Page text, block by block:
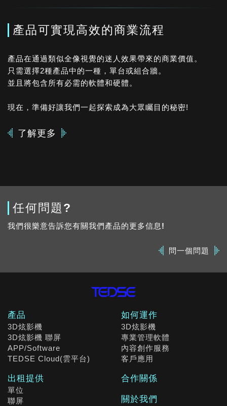
產品可實現高效的商業流程
產品在通過類似全像視覺的迷人效果帶來的商業價值。
只需選擇2種產品中的一種，單台或組合牆。
並且將包含所有必需的軟體和硬體。
現在，準備好讓我們一起探索成為大眾矚目的秘密!
了解更多
任何問題?
我們很樂意告訴您有關我們產品的更多信息!
問一個問題
產品
3D炫影機
3D炫影機 聯屏
APP/Software
TEDSE Cloud(雲平台)
出租提供
單位
聯屏
如何運作
3D炫影機
專業管理軟體
內容創作服務
客戶應用
合作關係
關於我們